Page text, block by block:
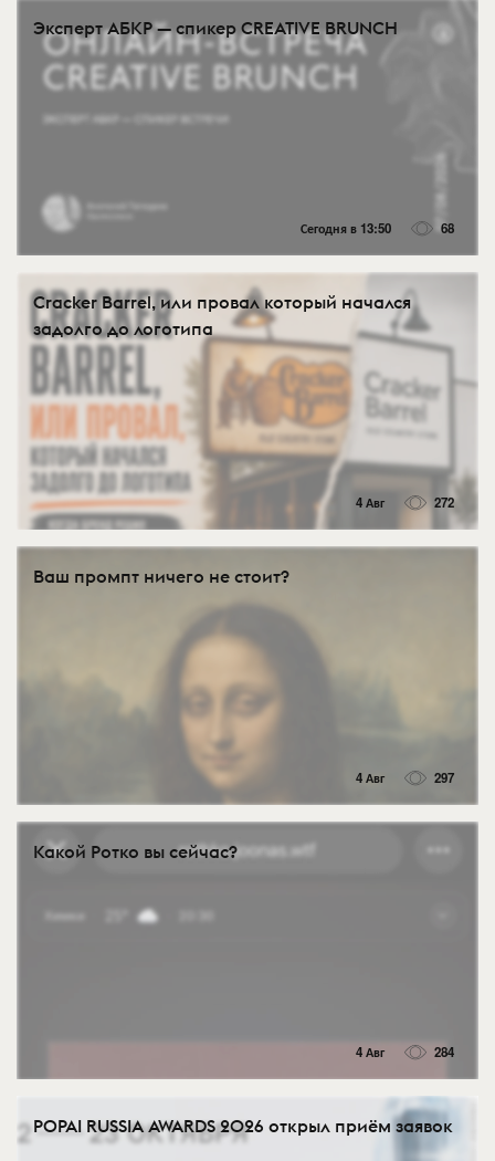
Эксперт АБКР — спикер CREATIVE BRUNCH
Сегодня в 13:50 68
Cracker Barrel, или провал который начался
задолго до логотипа
4 Авг 272
Ваш промпт ничего не стоит?
4 Авг 297
Какой Ротко вы сейчас?
4 Авг 284
POPAI RUSSIA AWARDS 2026 открыл приём заявок